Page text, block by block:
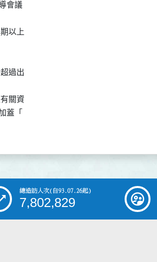
會議
以上
過出
關資
蓋「
總造訪人次(自93.07.26起)
7,802,829